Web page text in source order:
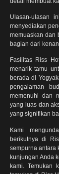
Ulasan-ulasan
menyediakan
memuaskan dan
bagian dari
Fasilitas Riss
menarik tamu
berada di
pengalaman
memenuhi dan
yang luas dan
yang signifikan
Kami
berikutnya di
sempurna antara
kunjungan Anda
kami. Temukan